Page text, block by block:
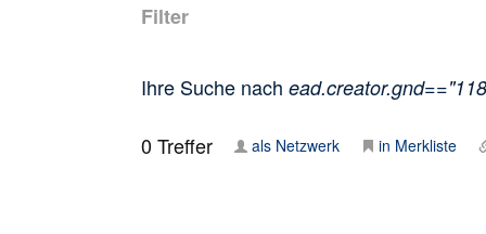
Filter
Ihre Suche nach
0Treffer als Netzwerk in Merkliste